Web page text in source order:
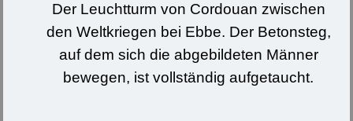
Der Leuchtturm von Cordouan zwischen
den Weltkriegen bei Ebbe. Der Betonsteg,
auf dem sich die abgebildeten Männer
bewegen, ist vollständig aufgetaucht.